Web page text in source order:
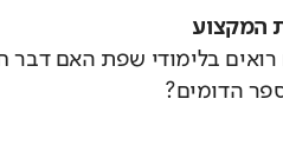
המקצוע
רואים בלימודי שפת האם דבר
הדומים?